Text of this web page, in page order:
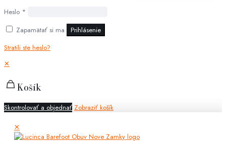
Heslo *
Zapamätať si ma
Prihlásenie
Stratili ste heslo?
✕
Košík
Skontrolovať a objednať Zobraziť košík
✕